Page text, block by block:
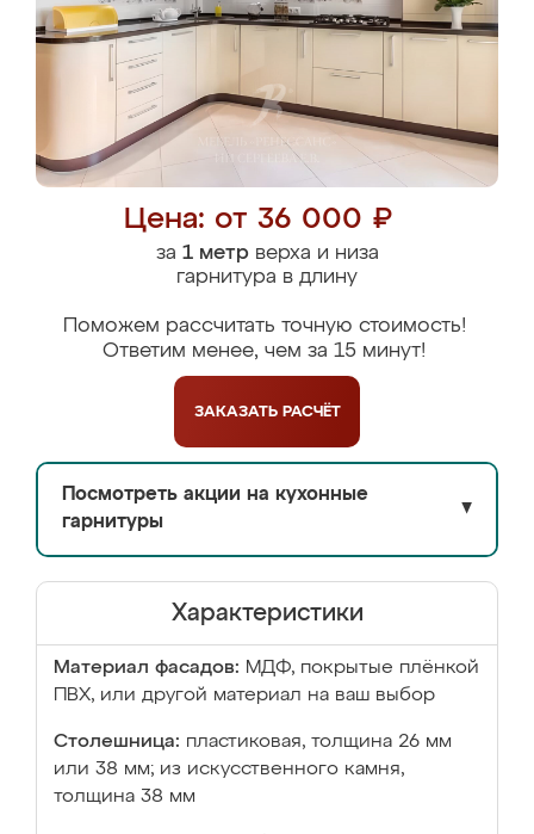
Цена: от 36 000 ₽
за 1 метрверха и низа
гарнитура в длину
Поможем рассчитать точную стоимость!
Ответим менее, чем за 15 минут!
ЗАКАЗАТЬ РАСЧЁТ
Посмотреть акции на кухонные
гарнитуры
▼
Характеристики
Материал фасадов: МДФ, покрытые плёнкой
ПВХ, или другой материал на ваш выбор
Столешница: пластиковая, толщина 26 мм
или 38 мм; из искусственного камня,
толщина 38 мм